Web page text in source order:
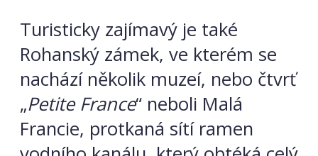
Turisticky zajímavý je také
Rohanský zámek, ve kterém se
nachází několik muzeí, nebo čtvrť
„Petite France“ neboli Malá
Francie, protkaná sítí ramen